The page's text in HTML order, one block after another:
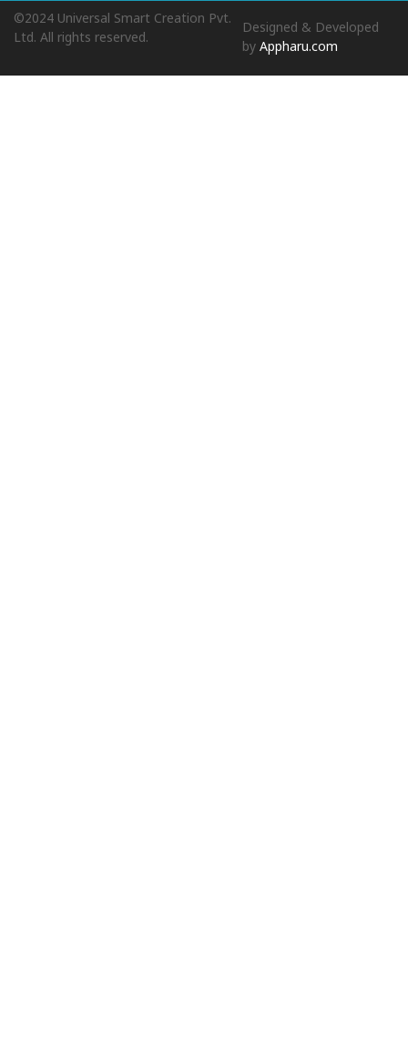
©2024 Universal Smart Creation Pvt.
Ltd. All rights reserved.
Designed & Developed
byAppharu.com